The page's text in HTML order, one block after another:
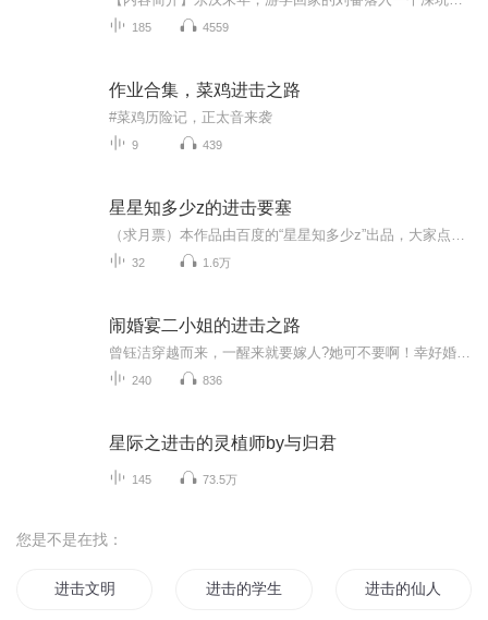
185 4559
作业合集，菜鸡进击之路
#菜鸡历险记，正太音来袭
9 439
星星知多少z的进击要塞
32 1.6万
闹婚宴二小姐的进击之路
240 836
星际之进击的灵植师by与归君
145 73.5万
您是不是在找：
进击文明 进击的学生 进击的仙人